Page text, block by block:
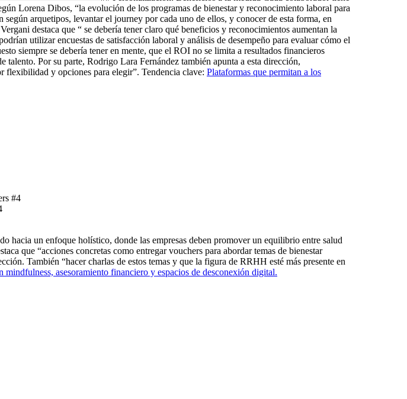
Lorena Dibos, “la evolución de los programas de bienestar y reconocimiento laboral para
según arquetipos, levantar el journey por cada uno de ellos, y conocer de esta forma, en
destaca que “ se debería tener claro qué beneficios y reconocimientos aumentan la
utilizar encuestas de satisfacción laboral y análisis de desempeño para evaluar cómo el
siempre se debería tener en mente, que el ROI no se limita a resultados financieros
Por su parte, Rodrigo Lara Fernández también apunta a esta dirección,
flexibilidad y opciones para elegir”. Tendencia clave: Plataformas que permitan a los
#4
hacia un enfoque holístico, donde las empresas deben promover un equilibrio entre salud
que “acciones concretas como entregar vouchers para abordar temas de bienestar
También “hacer charlas de estos temas y que la figura de RRHH esté más presente en
mindfulness, asesoramiento financiero y espacios de desconexión digital.